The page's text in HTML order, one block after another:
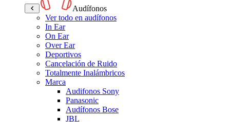
Audífonos
Ver todo en audífonos
In Ear
On Ear
Over Ear
Deportivos
Cancelación de Ruido
Totalmente Inalámbricos
Marca
Audifonos Sony
Panasonic
Audífonos Bose
JBL